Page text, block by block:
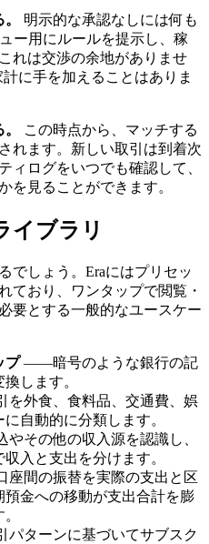
明示的な承認なしには何も
ー用にルールを提示し、稼
れは交渉の余地がありませ
に手を加えることはありま
この時点から、マッチする
れます。新しい取引は到着次
ィログをいつでも確認して、
を見ることができます。
イブラリ
でしょう。Eraにはプリセッ
ており、ワンタップで閲覧・
要とする一般的なユースケー
プ――暗号のような銀行の記
します。
外食、食料品、交通費、娯
自動的に分類します。
その他の収入源を認識し、
入と支出を分けます。
間の振替を実際の支出と区
預金への移動が支出合計を膨
ターンに基づいてサブスク